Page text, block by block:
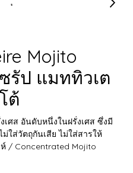
Mojito
รัป แมททิวเต
ต้
ศส อันดับหนึ่งในฝรั่งเศส ซึ่งมี
ใส่วัตถุกันเสีย ไม่ใส่สารให้
/ Concentrated Mojito